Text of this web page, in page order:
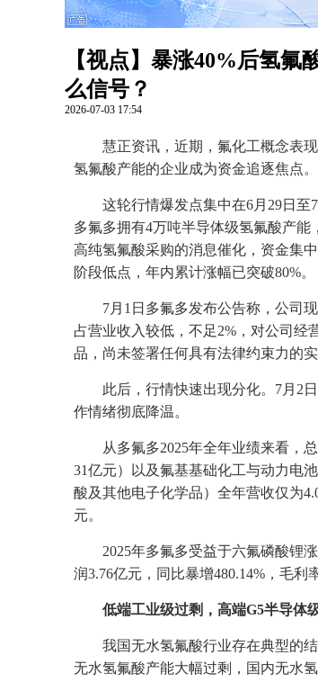
【视点】暴涨40%后氢
么信号？
2026-07-03 17:54
慧正资讯，近期，氟化工概念表
氢氟酸产能的企业成为资金追逐焦点。
这轮行情爆发点集中在6月29日至
多氟多拥有4万吨半导体级氢氟酸产
高纯氢氟酸采购的消息催化，资金集
阶段低点，年内累计涨幅已突破80%。
7月1日多氟多发布公告称，公司
占营业收入较低，不足2%，对公司
品，尚未签署任何具有法律约束力的
此后，行情快速出现分化。7月2
作情绪彻底降温。
从多氟多2025年全年业绩来看，
31亿元）以及氟基基础化工与动力电
酸及其他电子化学品）全年营收仅为
元。
2025年多氟多受益于六氟磷酸锂
润3.76亿元，同比暴增480.14%，毛利
低端工业级过剩，高端G5半导体
我国无水氢氟酸行业存在典型的
无水氢氟酸产能大幅过剩，国内无水